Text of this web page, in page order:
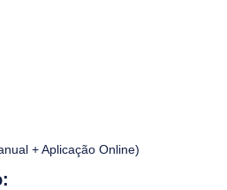
+ Aplicação Online)